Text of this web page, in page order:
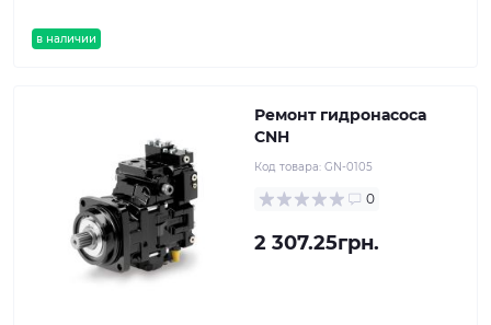
в наличии
Ремонт гидронасоса
CNH
Код товара: GN-0105
0
2 307.25грн.